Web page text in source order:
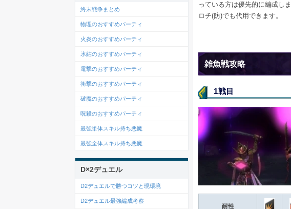
っている方は優先的に編成し
ロチ(防)でも代用できます。
雑魚戦攻略
1戦目
耐性
終末戦争まとめ
物理のおすすめパーティ
火炎のおすすめパーティ
氷結のおすすめパーティ
電撃のおすすめパーティ
衝撃のおすすめパーティ
破魔のおすすめパーティ
呪殺のおすすめパーティ
最強単体スキル持ち悪魔
最強全体スキル持ち悪魔
D×2デュエル
D2デュエルで勝つコツと現環境
D2デュエル最強編成考察